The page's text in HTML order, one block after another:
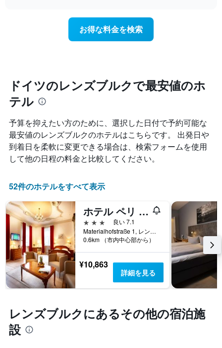
均
料
金
を
表
し
て
い
ま
す
集
計
し
表
示
し
た
も
で
す
表
の
X
軸
1
本
は、
ホ
テ
ル
ク
ご
と
れ
て
客
室
料
金
が
ど
の
よ
に
変
化
す
る
か
を
表
し
て
い
ま
の
X
軸
お得な料金を検索
ドイツのレンズブルクで最安値のホ
テル
予算を抑えたい方のために、選択した日付で予約可能な
最安値のレンズブルクのホテルはこちらです。 出発日や
到着日を柔軟に変更できる場合は、検索フォームを使用
して他の日程の料金と比較してください。
52件のホテルをすべて表示
ホテル ペリ ホフ レンズブルク バイ チューリップ イン
3つ星
良い 7.1
Materialhofstraße 1, レンズブルク, シュレースヴィヒ＝ホルシュタイン, ドイツ
0.6km （市内中心部から）
¥10,863
詳細を見る
レンズブルク​にあるその他の宿泊施
設